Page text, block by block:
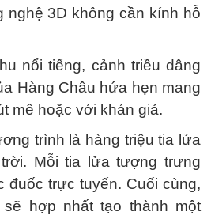
nghệ 3D không cần kính hỗ
nổi tiếng, cảnh triều dâng
Hàng Châu hứa hẹn mang
mê hoặc với khán giả.
trình là hàng triệu tia lửa
Mỗi tia lửa tượng trưng
đuốc trực tuyến. Cuối cùng,
hợp nhất tạo thành một